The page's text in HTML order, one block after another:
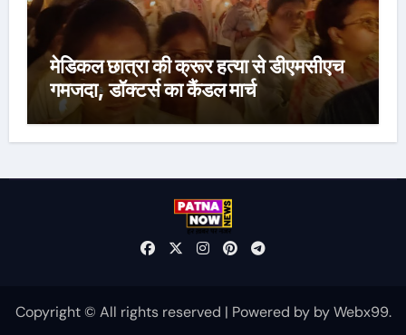
मेडिकल छात्रा की क्रूर हत्या से डीएमसीएच
गमजदा, डॉक्टर्स का कैंडल मार्च
Copyright © All rights reserved | Powered by byWebx99.